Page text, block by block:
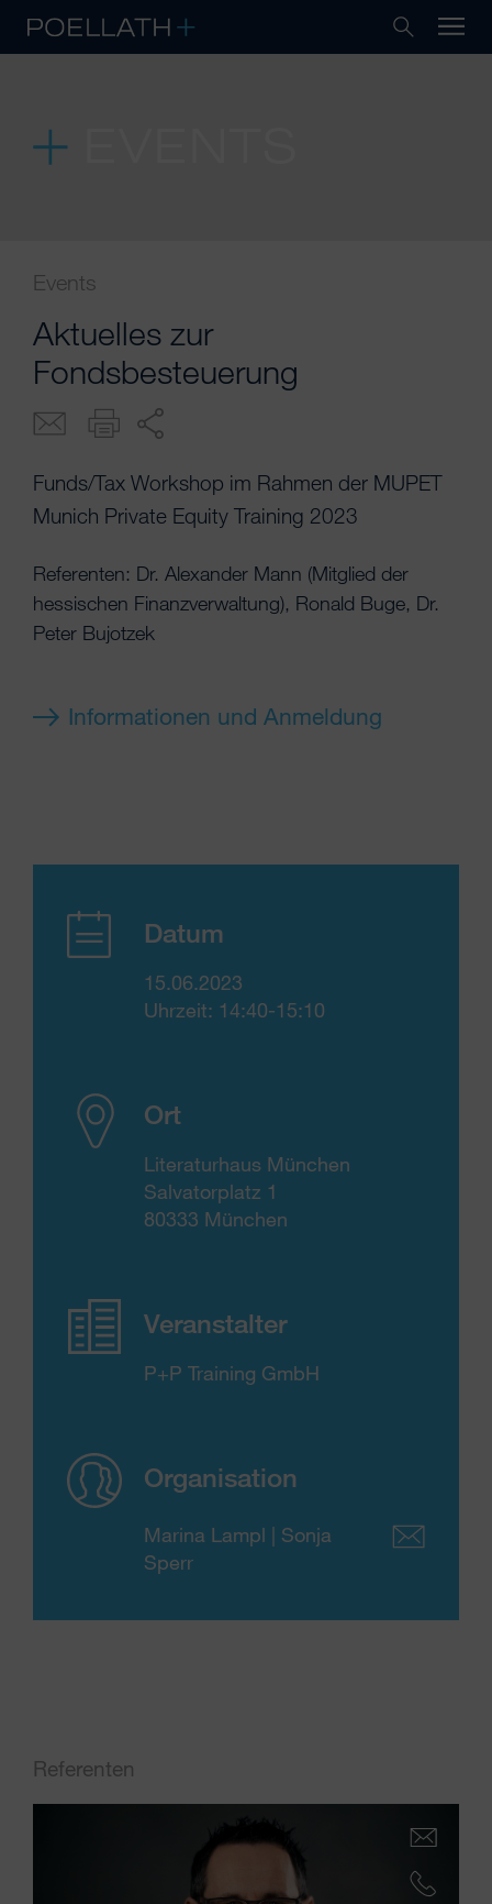
Events
Aktuelles zur
Fondsbesteuerung
Funds/Tax Workshop im Rahmen der MUPET
Munich Private Equity Training 2023
Referenten: Dr. Alexander Mann (Mitglied der
hessischen Finanzverwaltung), Ronald Buge, Dr.
Peter Bujotzek
Informationen und Anmeldung
Datum
15.06.2023
Uhrzeit: 14:40-15:10
Ort
Literaturhaus München
Salvatorplatz 1
80333 München
Veranstalter
P+P Training GmbH
Organisation
Marina Lampl | Sonja
Sperr
Referenten